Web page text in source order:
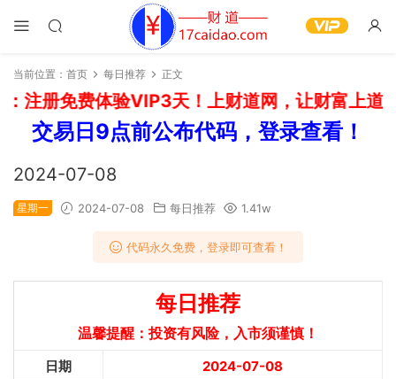
当前位置： 首页 每日推荐 正文
注册免费体验VIP3天！上财道网，让财富上道
交易日9点前公布代码，登录查看！
2024-07-08
星期一 2024-07-08 每日推荐 1.41w
代码永久免费，登录即可查看！
每日推荐
温馨提醒：投资有风险，入市须谨慎！
日期
2024-07-08